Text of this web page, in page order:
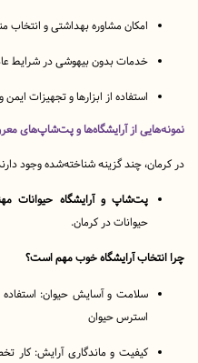
امکان مشاوره بهداشتی و انتخاب مناسب
خدمات بدون بیهوشی در شرایط عادی
استفاده از ابزارها و تجهیزات ایمن و
از آرایشگاه‌ها و پت‌شاپ‌های معروف کرمان
چند گزینه شناخته‌شده وجود دارند که
پت‌شاپ و آرایشگاه حیوانات مهندس
حیوانات در کرمان.
آرایشگاه خوب مهم است؟
سلامت و آسایش حیوان: استفاده از
استرس حیوان
کیفیت و ماندگاری آرایش: کار تخصصی